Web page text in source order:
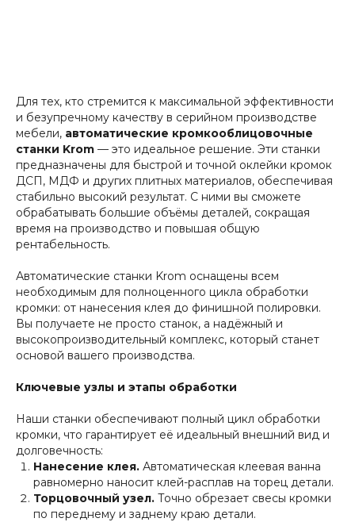
Для тех, кто стремится к максимальной эффективности
и безупречному качеству в серийном производстве
мебели, автоматические кромкооблицовочные
станки Krom — это идеальное решение. Эти станки
предназначены для быстрой и точной оклейки кромок
ДСП, МДФ и других плитных материалов, обеспечивая
стабильно высокий результат. С ними вы сможете
обрабатывать большие объёмы деталей, сокращая
время на производство и повышая общую
рентабельность.
Автоматические станки Krom оснащены всем
необходимым для полноценного цикла обработки
кромки: от нанесения клея до финишной полировки.
Вы получаете не просто станок, а надёжный и
высокопроизводительный комплекс, который станет
основой вашего производства.
Ключевые узлы и этапы обработки
Наши станки обеспечивают полный цикл обработки
кромки, что гарантирует её идеальный внешний вид и
долговечность:
Нанесение клея. Автоматическая клеевая ванна
равномерно наносит клей-расплав на торец детали.
Торцовочный узел. Точно обрезает свесы кромки
по переднему и заднему краю детали.
КАТАЛОГ ТОВАРОВ
Форматно-раскроечные
8 (800) 500-59-20